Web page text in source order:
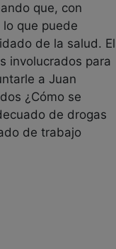
que, con
que puede
de la salud. El
involucrados para
a Juan
¿Cómo se
de drogas
de trabajo